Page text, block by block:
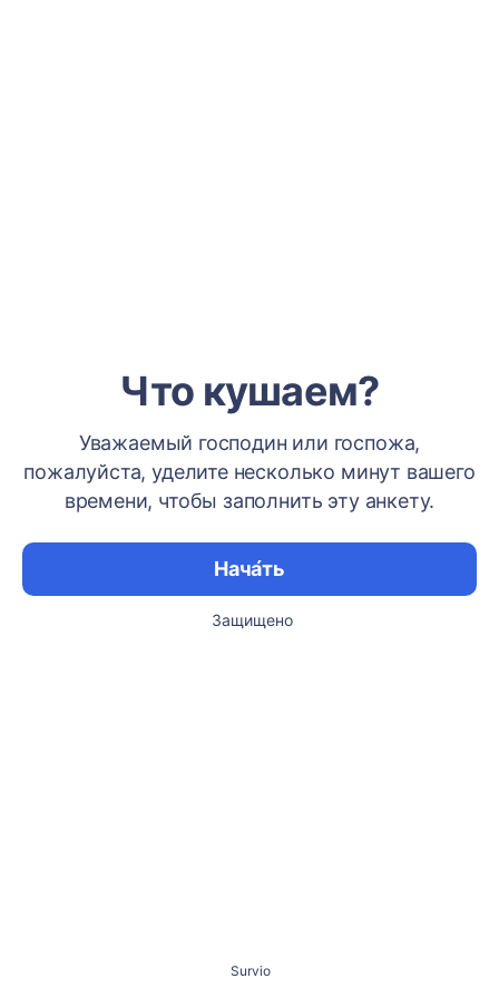
Что кушаем?
Уважаемый господин или госпожа,
пожалуйста, уделите несколько минут вашего
времени, чтобы заполнить эту анкету.
Нача́ть
Защищено
Survio